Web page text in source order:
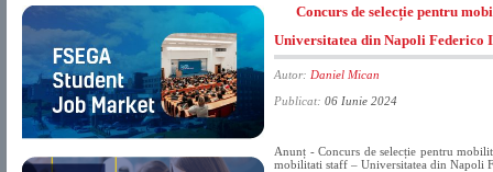
Concurs de selecție pentru
Universitatea din Napoli Federico
Autor: Daniel Mican
Publicat: 06 Iunie 2024
Anunț - Concurs de selecție pentru
mobilitati staff – Universitatea din Napoli